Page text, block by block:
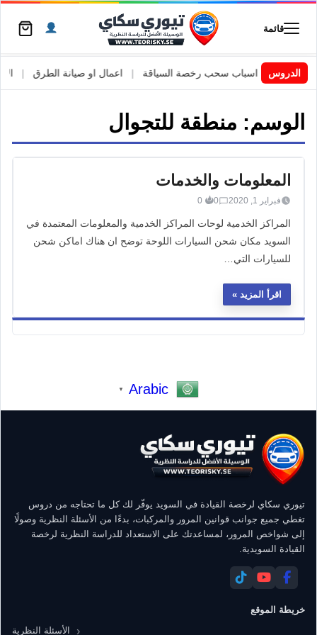
قائمة
الدروسالسويد | اسباب سحب رخصة السياقة اعمال او صيانة الطرق
الوسم: منطقة للتجوال
المعلومات والخدمات
فبراير 1, 2020 0
0
المراكز الخدمية لوحات المراكز الخدمية والمعلومات المعتمدة في
السويد مكان شحن السيارات اللوحة توضح ان هناك اماكن شحن
للسيارات التي…
اقرأ المزيد
Arabic
▼
تيوري سكاي لرخصة القيادة في السويد يوفّر لك كل ما تحتاجه من دروس
تغطي جميع جوانب قوانين المرور والمركبات، بدءًا من الأسئلة النظرية وصولًا
إلى شواخص المرور، لمساعدتك على الاستعداد للدراسة النظرية لرخصة
القيادة السويدية.
خريطة الموقع
الأسئلة النظرية